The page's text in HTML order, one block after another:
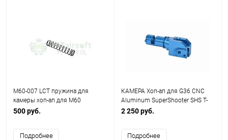
M60-007 LCT пружина для
камеры хоп-ап для М60
500 руб.
Подробнее
КАМЕРА Хоп-ап для G36 CNC
Aluminum SuperShooter SHS T-
T0082
2 250 руб.
Подробнее